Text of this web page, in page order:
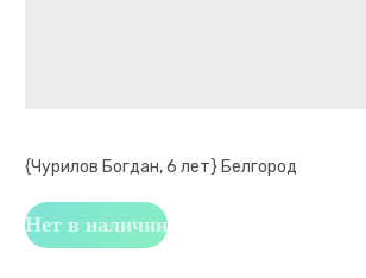
{Чурилов Богдан, 6 лет} Белгород
Нет в наличии